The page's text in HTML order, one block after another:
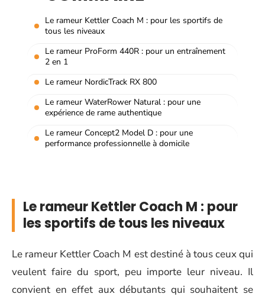
Le rameur Kettler Coach M : pour les sportifs de
tous les niveaux
Le rameur ProForm 440R : pour un entraînement
2 en 1
Le rameur NordicTrack RX 800
Le rameur WaterRower Natural : pour une
expérience de rame authentique
Le rameur Concept2 Model D : pour une
performance professionnelle à domicile
Le rameur Kettler Coach M : pour
les sportifs de tous les niveaux
Le rameur Kettler Coach M est destiné à tous ceux qui
veulent faire du sport, peu importe leur niveau. Il
convient en effet aux débutants qui souhaitent se